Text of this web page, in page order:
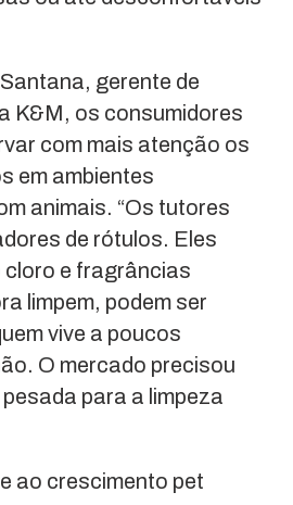
gerente de
K&M, os consumidores
com mais atenção os
em ambientes
animais. “Os tutores
de rótulos. Eles
cloro e fragrâncias
limpem, podem ser
vive a poucos
O mercado precisou
para a limpeza
ao crescimento pet